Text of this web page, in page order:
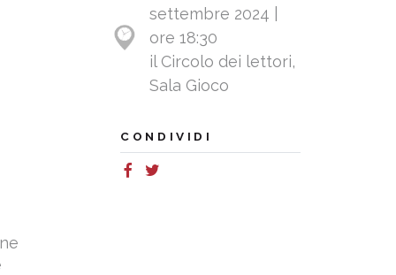
settembre 2024 |
ore 18:30
il Circolo dei lettori,
Sala Gioco
CONDIVIDI